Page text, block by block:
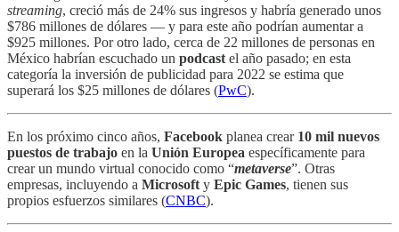
streaming, creció más de 24% sus ingresos y habría generado unos
$786 millones de dólares — y para este año podrían aumentar a
$925 millones. Por otro lado, cerca de 22 millones de personas en
México habrían escuchado un podcast el año pasado; en esta
categoría la inversión de publicidad para 2022 se estima que
superará los $25 millones de dólares (PwC).
En los próximo cinco años, Facebook planea crear 10 mil nuevos
puestos de trabajo en la Unión Europea específicamente para
crear un mundo virtual conocido como “metaverse”. Otras
empresas, incluyendo a Microsoft y Epic Games, tienen sus
propios esfuerzos similares (CNBC).